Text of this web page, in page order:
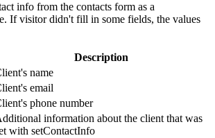
info from the contacts form as a
If visitor didn't fill in some fields, the values
Description
name
email
phone number
information about the client that was
with setContactInfo